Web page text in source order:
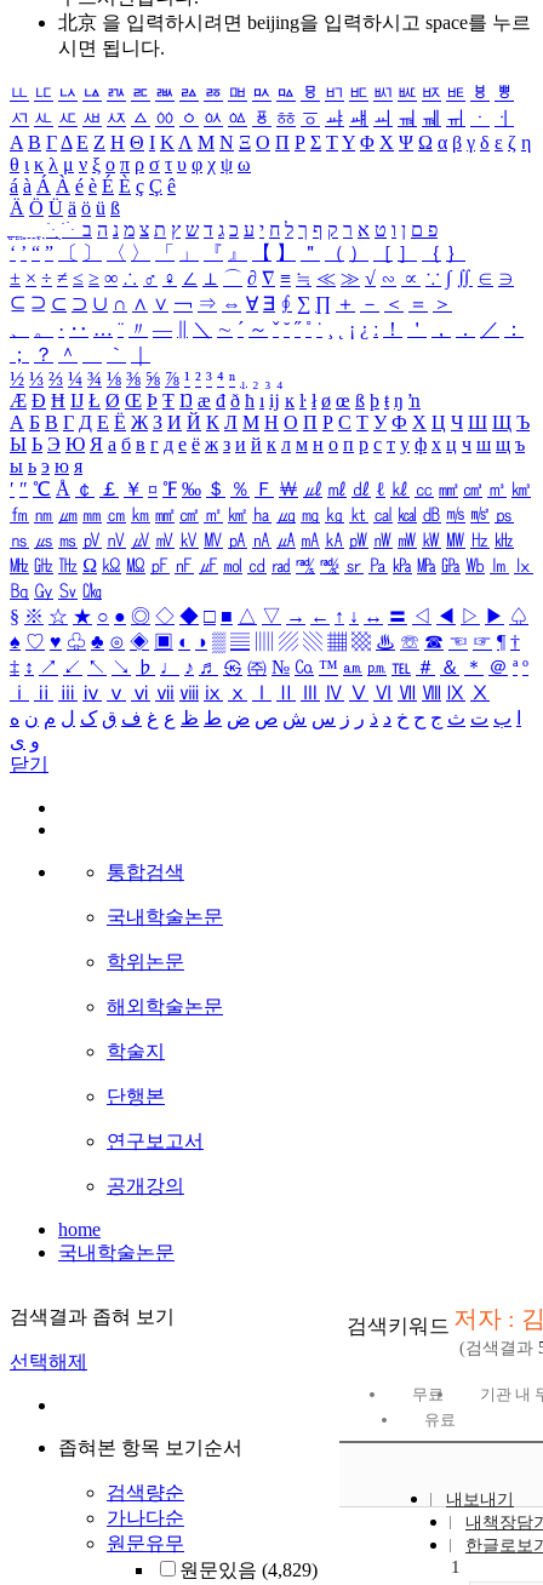
北京 을 입력하시려면 beijing을 입력하시고 space를 누르
시면 됩니다.
ㅥ ㅦ ㅧ ㅨ ㅩ ㅪ ㅫ ㅬ ㅭ ㅮ ㅯ ㅰ ㅱ ㅲ ㅳ ㅴ ㅵ ㅶ ㅷ ㅸ
ㅹ
ㅺ ㅻ ㅼ ㅽ ㅾ ㅿ ㆀ ㆁ ㆂ ㆃ ㆄ ㆅ ㆆ ㆇ ㆈ ㆉ ㆊ ㆋ ㆌ ㆍ
ㆎ
Α Β ΓΔ Ε Ζ Η Θ Ι ΚΛ Μ Ν Ξ Ο Π Ρ Σ ΤΥ Φ Χ Ψ Ω α β γ δ ε ζ η
θ ι κ λ μ ν ξ ο π ρ σ τ υ φ χ ψ ω
á à Á À é è É È ç Ç ê
Ä Ö Ü ä ö ü ß
ִֶֹ ֻּ ׁׂ פ ם ן ו ט א ר ק ף ך ל ח י ע כ ג ד ש ץ ת צ מ נ ה ב
‘ ’ “ ” 〔 〕 〈 〉 「 」 『 』 【 】 ＂ （ ） ［ ］ ｛ ｝
± × ÷ ≠ ≤ ≥ ∞ ∴ ♂ ♀ ∠ ⊥ ⌒ ∂ ∇ ≡ ≒ ≪ ≫ √ ∽ ∝ ∵ ∫ ∬ ∈ ∋
⊆ ⊇ ⊂ ⊃ ∪ ∩ ∧ ∨ ￢ ⇒ ⇔ ∀ ∃ ∮ ∑ ∏ ＋ － ＜ ＝
＞
、
。 · ‥ … ¨ 〃 ― ＼ ∼ ´ ～ ˇ ˘ ˝ ˚ ˙ ¸ ¡ ¿ ː ！ ＇ ， ． ／
：
；
？ ＾ ｀
½ ⅓ ⅔ ¼ ¾ ⅛ ⅜ ⅝ ⅞ ¹ ² ³ ⁴ ⁿ ₁ ₂ ₃ ₄
Æ Ð Ħ Ĳ Ł Ø Œ Þ Ŧ Ŋ æ đ ð ħ ı ĳ ĸ ŀ ł ø œ ß þ ŧ ŋ ŉ
А Б В Г Д Е Ё Ж З И Й К Л М Н О П Р С Т У Ф Х Ц Ч Ш Щ Ъ
Ы Ь Э Ю Я а б в г д е ё ж з и й к л м н о п р с т у ф х ц ч ш щ ъ
ы ь э ю я
′ ″ ℃ Å ￠ ￡ ￥ ¤ ℉ ‰ ＄ ％ Ｆ ￦ ㎕ ㎖ ㎗ ℓ ㎘ ㏄ ㎣ ㎤ ㎥ ㎦
㎙ ㎚ ㎛ ㎜ ㎝ ㎞ ㎟ ㎠ ㎡ ㎢ ㏊ ㎍ ㎎ ㎏ ㏏ ㎈ ㎉ ㏈ ㎧ ㎨ ㎰
㎱ ㎲ ㎳ ㎴ ㎵ ㎶ ㎷ ㎸ ㎹ ㎀ ㎁ ㎂ ㎃ ㎄ ㎺ ㎻ ㎽ ㎾ ㎿ ㎐ ㎑
㎒ ㎓ ㎔ Ω ㏀ ㏁ ㎊ ㎋ ㎌ ㏖ ㏅ ㎭ ㎮ ㎯ ㏛ ㎩ ㎪ ㎫ ㎬ ㏝ ㏐
㏓
㏃ ㏉ ㏜ ㏆
§ ※ ☆ ★ ○ ● ◎ ◇ ◆ □ ■ △ ▽ → ← ↑ ↓ ↔ 〓 ◁ ◀ ▷ ▶ ♤
♠ ♡ ♥ ♧ ♣ ⊙ ◈ ▣ ◐ ◑ ▒ ▤ ▨ ▧ ▦ ▩ ♨ ☏ ☎ ☜ ☞ ¶ †
‡ ↕ ↗ ↙ ↖ ↘ ♭ ♩ ♪ ♬ ㉿ ㈜ № ㏇ ™ ㏂ ㏘ ℡ ＃ ＆ ＊ ＠ ª º
ⅰ
ⅱ ⅲ ⅳ ⅴ ⅵ ⅶ ⅷ ⅸ ⅹ Ⅳ Ⅴ Ⅵ Ⅶ Ⅷ Ⅸ Ⅹ
ب ت ث ج ح خ د ذ ر ز س ش ص ض ط ظ ع غ ف ق ک ل م ن ه
و ی
닫기
통합검색
국내학술논문
학위논문
해외학술논문
학술지
단행본
연구보고서
공개강의
home
국내학술논문
검색결과 좁혀 보기
선택해제
좁혀본 항목 보기순서
검색량순
가나다순
원문유무
원문있음 (4,829)
검색키워드 저자 :
(검색결과
무료
기관 내
유료
내보내기
내책장담
한글로보
1